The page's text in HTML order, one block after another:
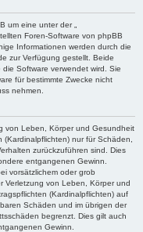
um eine unter der „
Foren-Software von phpBB
Informationen werden durch die
zur Verfügung gestellt. Beide
Software verwendet wird. Sie
für bestimmte Zwecke nicht
nehmen.
von Leben, Körper und Gesundheit
nur für Schäden,
zurückzuführen sind. Dies
entgangenen Gewinn.
vorsätzlichem oder grob
Verletzung von Leben, Körper und
(Kardinalpflichten) auf
Schäden und im übrigen der
begrenzt. Dies gilt auch
Gewinn.